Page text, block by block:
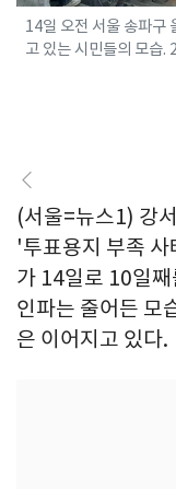
14일 오전 서울 송파구
고 있는 시민들의 모습
(서울=뉴스1) 강
'투표용지 부족 사
가 14일로 10일
인파는 줄어든 모
은 이어지고 있다.